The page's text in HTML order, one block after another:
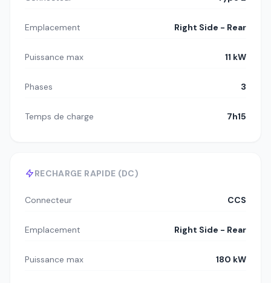
Emplacement Right Side - Rear
Puissance max 11 kW
Phases 3
Temps de charge 7h15
RECHARGE RAPIDE (DC)
Connecteur CCS
Emplacement Right Side - Rear
Puissance max 180 kW